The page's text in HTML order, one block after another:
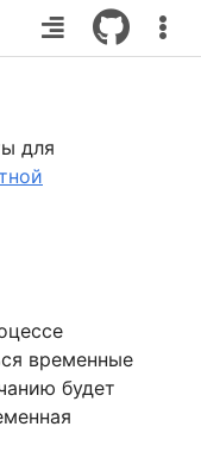
для
временные
будет